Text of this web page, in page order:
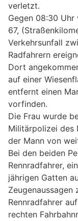
verletzt.
Gegen 08:30 Uhr
67,
Verkehrsunfall
Radfahrern
Dort
auf einer
entfernt einen
vorfinden.
Die Frau wurde
Militärpolizei des
der Mann von
Bei den beiden
Rennradfahrer,
jährigen Gatten
Rennradfahrer
rechten